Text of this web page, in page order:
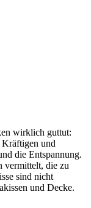
wirklich guttut:
und
die Entspannung.
vermittelt, die zu
sind nicht
und Decke.